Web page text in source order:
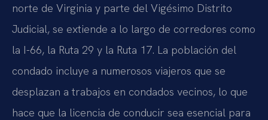
norte de Virginia y parte del Vigésimo Distrito
Judicial, se extiende a lo largo de corredores como
la I-66, la Ruta 29 y la Ruta 17. La población del
condado incluye a numerosos viajeros que se
desplazan a trabajos en condados vecinos, lo que
hace que la licencia de conducir sea esencial para